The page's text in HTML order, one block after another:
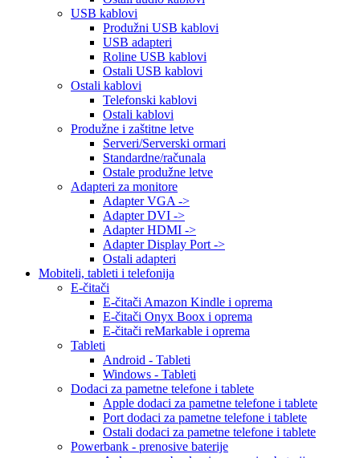
USB kablovi
Produžni USB kablovi
USB adapteri
Roline USB kablovi
Ostali USB kablovi
Ostali kablovi
Telefonski kablovi
Ostali kablovi
Produžne i zaštitne letve
Serveri/Serverski ormari
Standardne/računala
Ostale produžne letve
Adapteri za monitore
Adapter VGA ->
Adapter DVI ->
Adapter HDMI ->
Adapter Display Port ->
Ostali adapteri
Mobiteli, tableti i telefonija
E-čitači
E-čitači Amazon Kindle i oprema
E-čitači Onyx Boox i oprema
E-čitači reMarkable i oprema
Tableti
Android - Tableti
Windows - Tableti
Dodaci za pametne telefone i tablete
Apple dodaci za pametne telefone i tablete
Port dodaci za pametne telefone i tablete
Ostali dodaci za pametne telefone i tablete
Powerbank - prenosive baterije